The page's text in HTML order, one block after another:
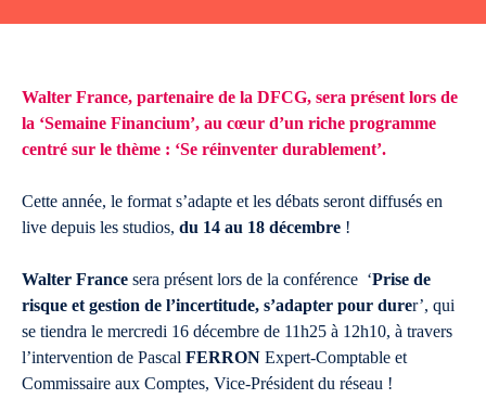
Walter France, partenaire de la DFCG, sera présent lors de
la ‘Semaine Financium’, au cœur d’un riche programme
centré sur le thème : ‘Se réinventer durablement’.
Cette année, le format s’adapte et les débats seront diffusés en
live depuis les studios, du 14 au 18 décembre !
Walter France sera présent lors de la conférence ‘Prise de
risque et gestion de l’incertitude, s’adapter pour durer’, qui
se tiendra le mercredi 16 décembre de 11h25 à 12h10, à travers
l’intervention de Pascal FERRON Expert-Comptable et
Commissaire aux Comptes, Vice-Président du réseau !